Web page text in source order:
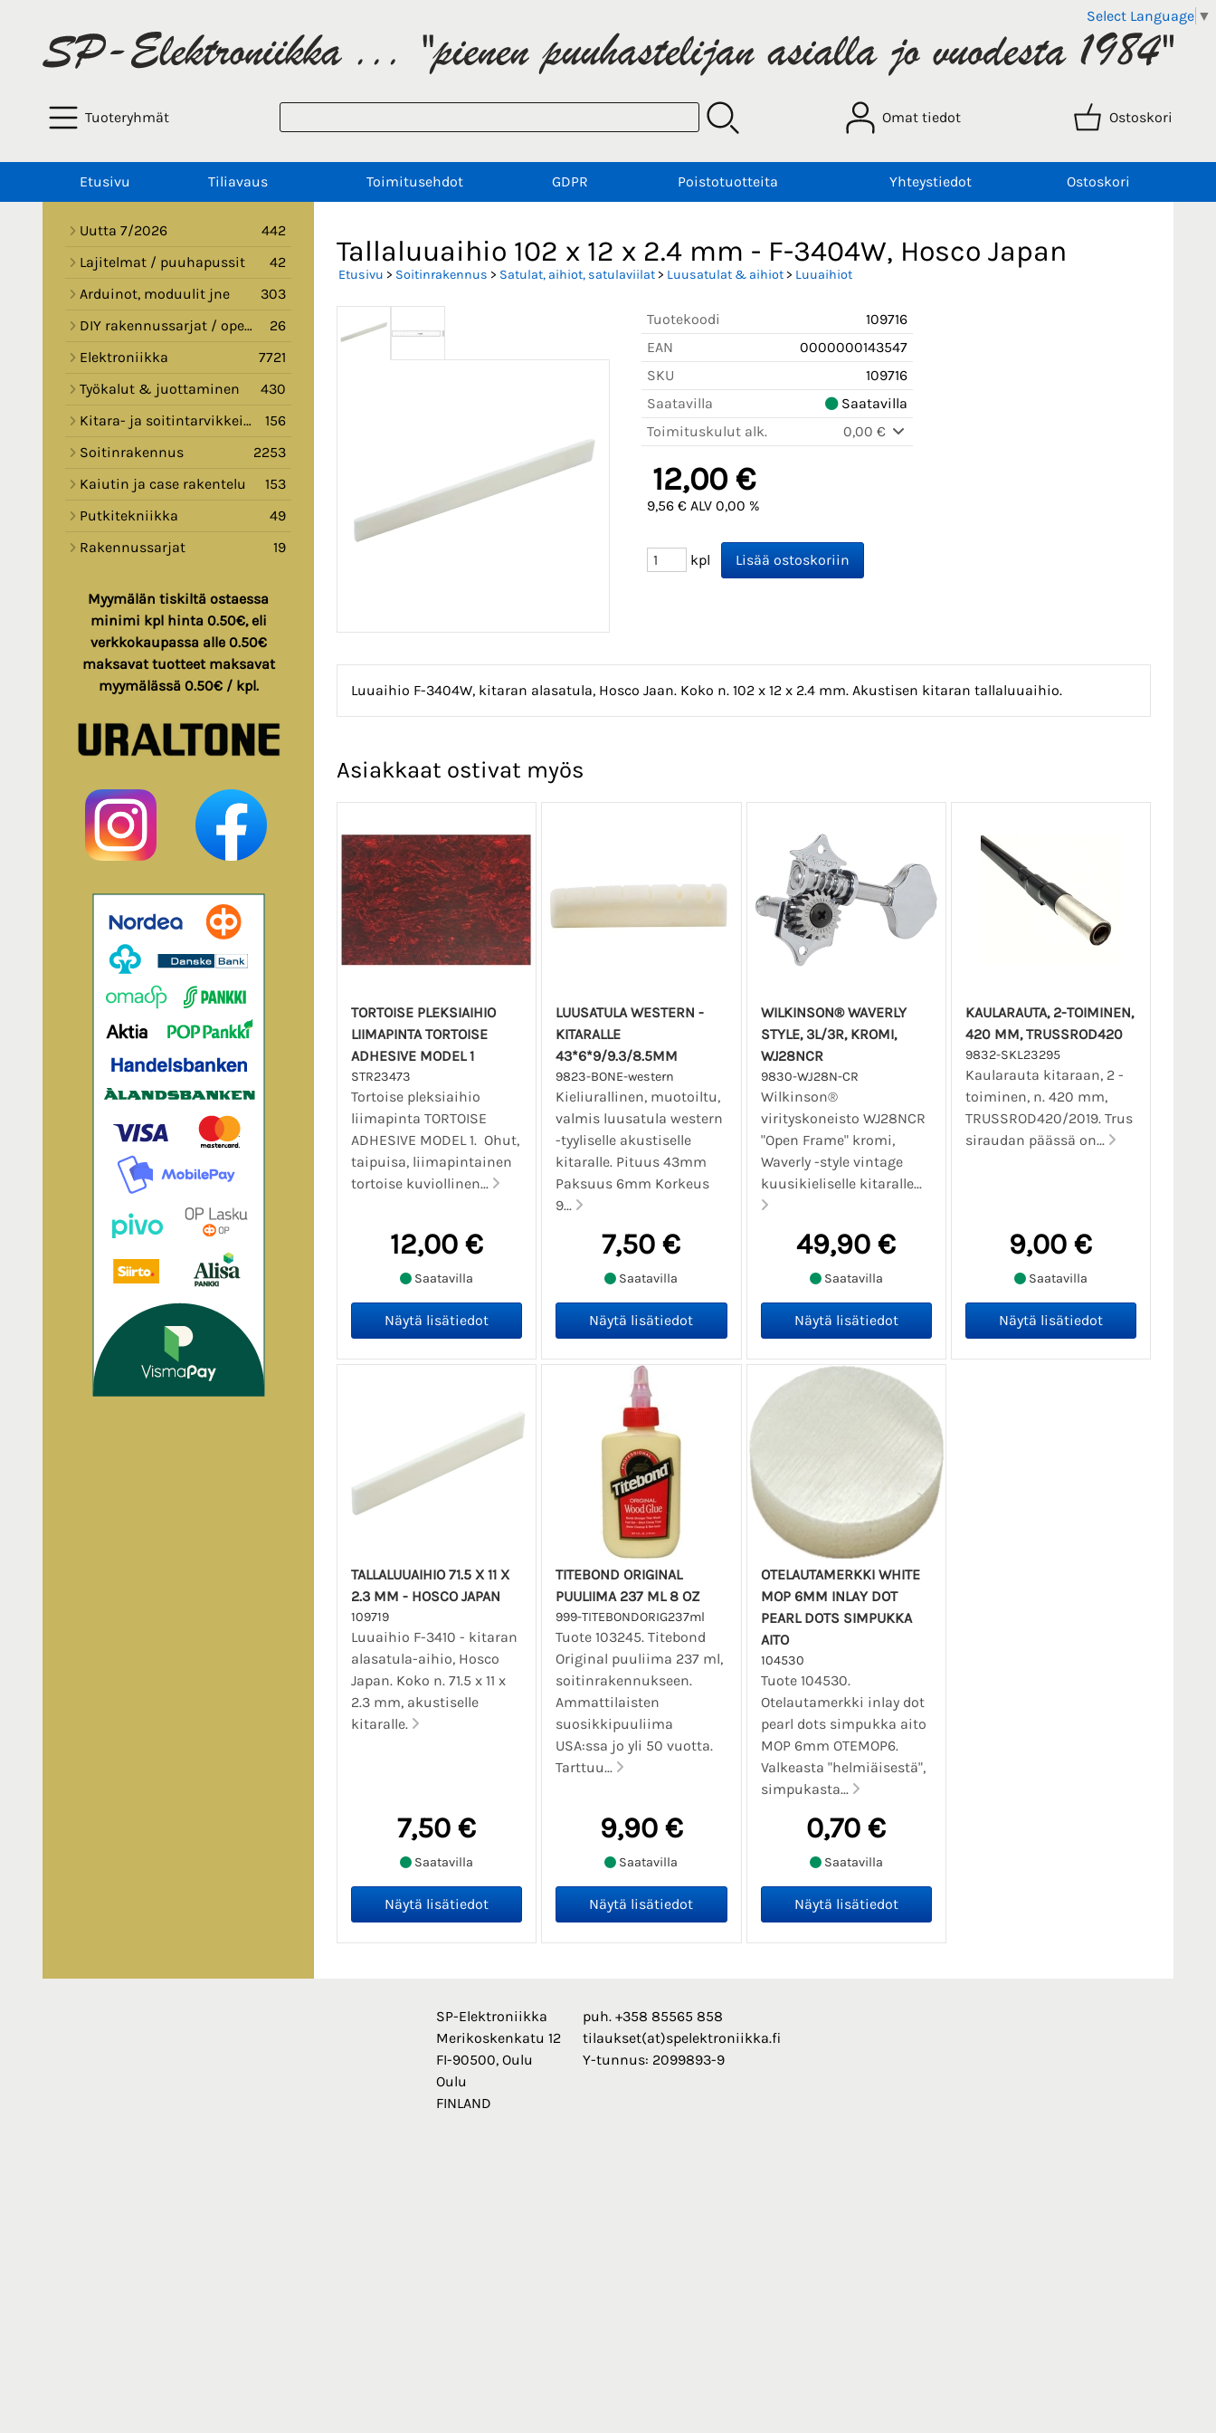
Select Language ▼
Tuoteryhmät Omat tiedot Ostoskori
Etusivu Tiliavaus Toimitusehdot GDPR Poistotuotteita Yhteystiedot Ostoskori
Uutta 7/2026
442
Lajitelmat / puuhapussit
42
Arduinot, moduulit jne
303
DIY rakennussarjat / opetussarjat
26
Elektroniikka
7721
Työkalut & juottaminen
430
Kitara- ja soitintarvikkeita
156
Soitinrakennus
2253
Kaiutin ja case rakentelu
153
Putkitekniikka
49
Rakennussarjat
19
Myymälän tiskiltä ostaessa
minimi kpl hinta 0.50€, eli
verkkokaupassa alle 0.50€
maksavat tuotteet maksavat
myymälässä 0.50€ / kpl.
Tallaluuaihio 102 x 12 x 2.4 mm - F-3404W, Hosco Japan
Etusivu > Soitinrakennus > Satulat, aihiot, satulaviilat> Luusatulat & aihiot> Luuaihiot
Tuotekoodi
109716
EAN
0000000143547
SKU
109716
Saatavilla
Saatavilla
Toimituskulut alk.
0,00 €
12,00 €
9,56 € ALV 0,00 %
kpl
Luuaihio F-3404W, kitaran alasatula, Hosco Jaan. Koko n. 102 x 12 x 2.4 mm. Akustisen kitaran tallaluuaihio.
Asiakkaat ostivat myös
TORTOISE PLEKSIAIHIO
LIIMAPINTA TORTOISE
ADHESIVE MODEL 1
STR23473
Tortoise pleksiaihio
liimapinta TORTOISE
ADHESIVE MODEL 1. Ohut,
taipuisa, liimapintainen
tortoise kuviollinen...
12,00 €
Saatavilla
LUUSATULA WESTERN -
KITARALLE
43*6*9/9.3/8.5MM
9823-BONE-western
Kieliurallinen, muotoiltu,
valmis luusatula western
-tyyliselle akustiselle
kitaralle. Pituus 43mm
Paksuus 6mm Korkeus
9...
7,50 €
Saatavilla
WILKINSON® WAVERLY
STYLE, 3L/3R, KROMI,
WJ28NCR
9830-WJ28N-CR
Wilkinson®
virityskoneisto WJ28NCR
"Open Frame" kromi,
Waverly -style vintage
kuusikieliselle kitaralle...
49,90 €
Saatavilla
KAULARAUTA, 2-TOIMINEN,
420 MM, TRUSSROD420
9832-SKL23295
Kaularauta kitaraan, 2 -
toiminen, n. 420 mm,
TRUSSROD420/2019. Trus
siraudan päässä on...
9,00 €
Saatavilla
TALLALUUAIHIO 71.5 X 11 X
2.3 MM - HOSCO JAPAN
109719
Luuaihio F-3410 - kitaran
alasatula-aihio, Hosco
Japan. Koko n. 71.5 x 11 x
2.3 mm, akustiselle
kitaralle.
7,50 €
Saatavilla
TITEBOND ORIGINAL
PUULIIMA 237 ML 8 OZ
999-TITEBONDORIG237ml
Tuote 103245. Titebond
Original puuliima 237 ml,
soitinrakennukseen.
Ammattilaisten
suosikkipuuliima
USA:ssa jo yli 50 vuotta.
Tarttuu...
9,90 €
Saatavilla
OTELAUTAMERKKI WHITE
MOP 6MM INLAY DOT
PEARL DOTS SIMPUKKA
AITO
104530
Tuote 104530.
Otelautamerkki inlay dot
pearl dots simpukka aito
MOP 6mm OTEMOP6.
Valkeasta "helmiäisestä",
simpukasta...
0,70 €
Saatavilla
SP-Elektroniikka
Merikoskenkatu 12
FI-90500, Oulu
Oulu
FINLAND
puh. +358 85565 858
tilaukset(at)spelektroniikka.fi
Y-tunnus: 2099893-9